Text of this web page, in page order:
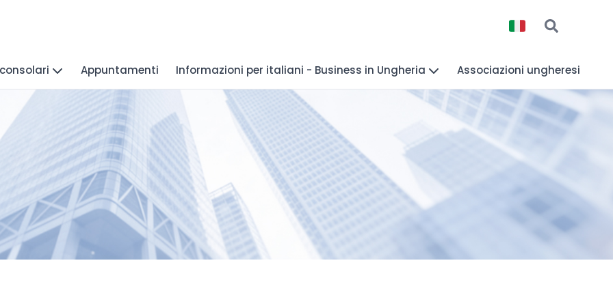
Appuntamenti Informazioni per italiani - Business in Ungheria Associazioni ungheresi